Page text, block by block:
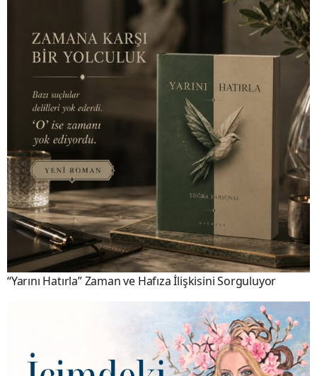
“Yarını Hatırla” Zaman ve Hafıza İlişkisini Sorguluyor